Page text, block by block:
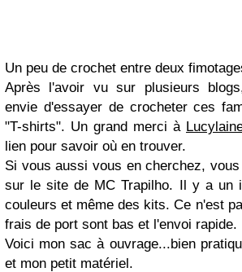
Un peu de crochet entre deux
Après l'avoir vu sur plusieurs
envie d'essayer de crocheter ces
"T-shirts". Un grand merci à
lien pour savoir où en trouver.
Si vous aussi vous en cherchez,
sur le site de MC Trapilho. Il y a un
couleurs et même des kits. Ce n'est
frais de port sont bas et l'envoi rapide.
Voici mon sac à ouvrage...bien
et mon petit matériel.